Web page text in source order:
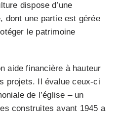
dispose d’une
dont une partie est gérée
le patrimoine
aide financière à hauteur
projets. Il évalue ceux-ci
de l’église – un
cons­truites avant 1945 a